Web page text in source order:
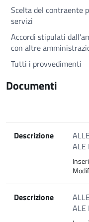
Scelta del contraente
servizi
Accordi stipulati
con altre
Tutti i provvedimenti
Documenti
Descrizione
ALE
Descrizione
ALE